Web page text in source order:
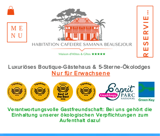
ME
NU
Luxuriöses Boutique-Gästehaus & 5-Sterne-Ökolodges
Nur für Erwachsene
R
E
S
E
R
V
I
E
R
E
N
Verantwortungsvolle Gastfreundschaft: Bei uns gehört die
Einhaltung unserer ökologischen Verpflichtungen zum
Aufenthalt dazu!